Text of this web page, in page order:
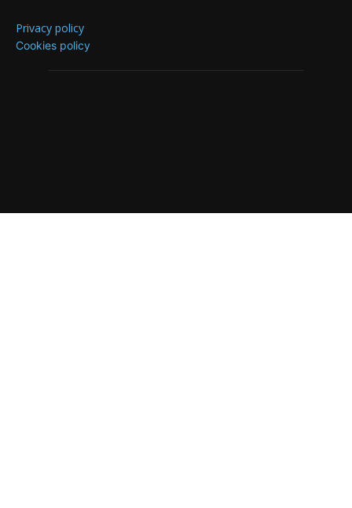
Privacy policy
Cookies policy